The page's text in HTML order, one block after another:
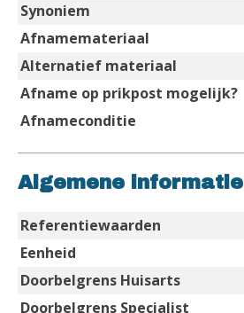
Synoniem
Afnamemateriaal
Alternatief materiaal
Afname op prikpost mogelijk?
Afnameconditie
Algemene informatie
Referentiewaarden
Eenheid
Doorbelgrens Huisarts
Doorbelgrens Specialist